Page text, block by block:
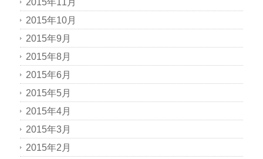
2015年10月
2015年9月
2015年8月
2015年6月
2015年5月
2015年4月
2015年3月
2015年2月